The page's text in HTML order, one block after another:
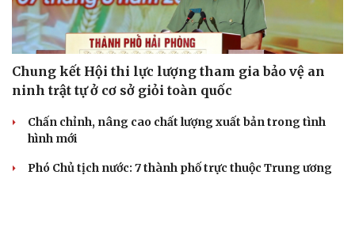
Chung kết Hội thi lực lượng tham gia bảo vệ an
ninh trật tự ở cơ sở giỏi toàn quốc
Chấn chỉnh, nâng cao chất lượng xuất bản trong tình
hình mới
Phó Chủ tịch nước: 7 thành phố trực thuộc Trung ương